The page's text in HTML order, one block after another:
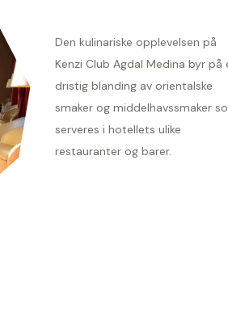
Den kulinariske opplevelsen på
Kenzi Club Agdal Medina byr på
dristig blanding av orientalske
smaker og middelhavssmaker
serveres i hotellets ulike
restauranter og barer.